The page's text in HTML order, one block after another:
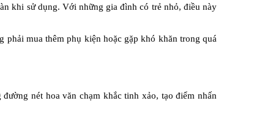
khi sử dụng. Với những gia đình có trẻ nhỏ, điều này
mua thêm phụ kiện hoặc gặp khó khăn trong quá
nét hoa văn chạm khắc tinh xảo, tạo điểm nhấn